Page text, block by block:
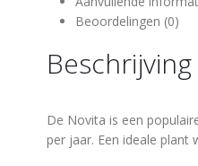
Beoordelingen (0)
Beschrijving
De Novita is een
per jaar. Een ideale plant